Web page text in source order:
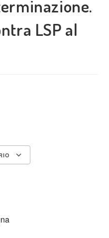
LSP al